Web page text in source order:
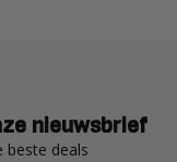
nieuwsbrief
beste deals